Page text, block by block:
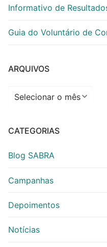
Informativo de
Guia do Voluntário de
ARQUIVOS
Arquivos
CATEGORIAS
Blog SABRA
Campanhas
Depoimentos
Notícias